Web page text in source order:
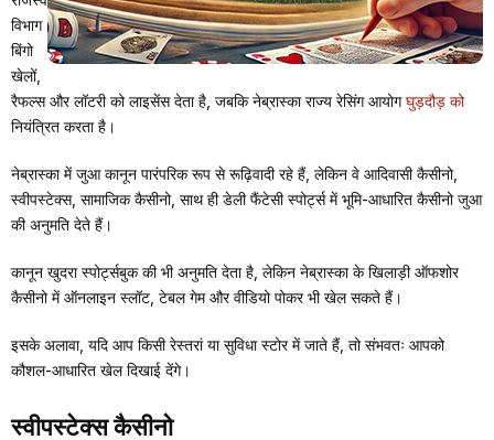
विभाग
बिंगो
खेलों,
रैफल्स और लॉटरी को लाइसेंस देता है, जबकि नेब्रास्का राज्य रेसिंग आयोगघुड़दौड़ को
नियंत्रित करता है।
नेब्रास्का में जुआ कानून पारंपरिक रूप से रूढ़िवादी रहे हैं, लेकिन वे आदिवासी कैसीनो,
स्वीपस्टेक्स, सामाजिक कैसीनो, साथ ही डेली फैंटेसी स्पोर्ट्स में भूमि-आधारित कैसीनो जुआ
की अनुमति देते हैं।
कानून खुदरा स्पोर्ट्सबुक की भी अनुमति देता है, लेकिन नेब्रास्का के खिलाड़ी ऑफशोर
कैसीनो में ऑनलाइन स्लॉट, टेबल गेम और वीडियो पोकर भी खेल सकते हैं।
इसके अलावा, यदि आप किसी रेस्तरां या सुविधा स्टोर में जाते हैं, तो संभवतः आपको
कौशल-आधारित खेल दिखाई देंगे।
स्वीपस्टेक्स कैसीनो